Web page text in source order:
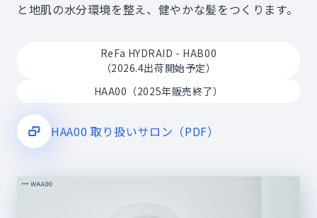
と地肌の水分環境を整え、健やかな髪をつくります。
ReFa HYDRAID - HAB00
（2026.4出荷開始予定）
HAA00 （2025年販売終了）
HAA00 取り扱いサロン（PDF）